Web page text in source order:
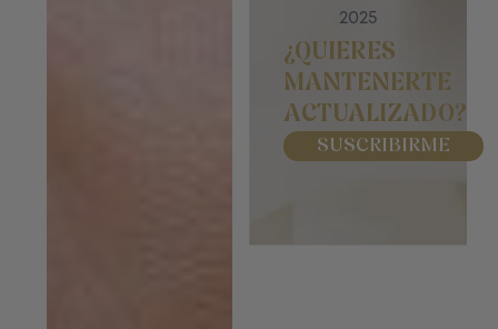
2025
¿QUIERES
MANTENERTE
ACTUALIZADO?
SUSCRIBIRME